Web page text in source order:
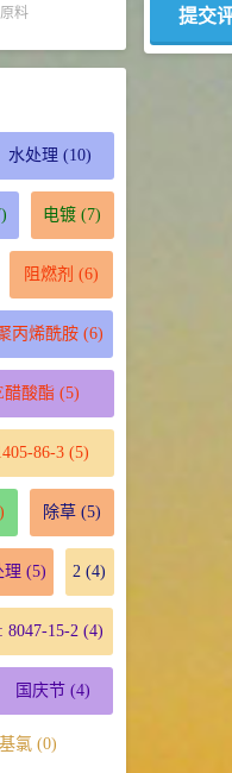
料
水处理 (10)
电镀 (7)
阻燃剂 (6)
丙烯酰胺(6)
醋酸酯(5)
86-3(5)
除草(5)
理 (5) 2 (4)
8047-15-2 (4)
国庆节(4)
氯 (0)